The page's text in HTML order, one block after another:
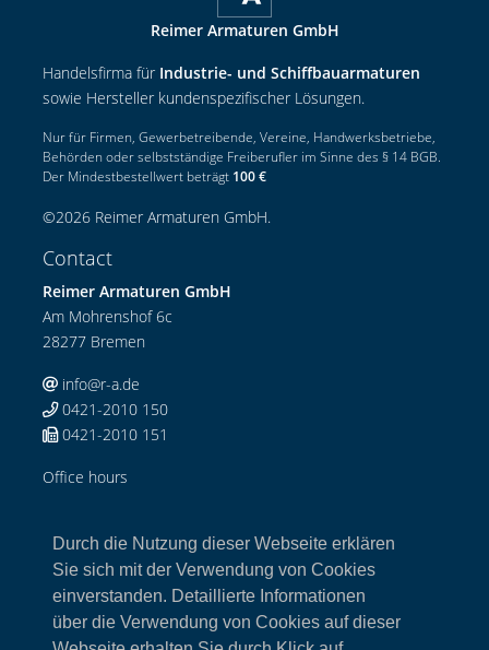
Durch die Nutzung dieser Webseite erklären
Sie sich mit der Verwendung von Cookies
einverstanden. Detaillierte Informationen
über die Verwendung von Cookies auf dieser
Reimer Armaturen GmbH
Handelsfirma für Industrie- und Schiffbauarmaturen
sowie Hersteller kundenspezifischer Lösungen.
Nur für Firmen, Gewerbetreibende, Vereine, Handwerksbetriebe,
Behörden oder selbstständige Freiberufler im Sinne des § 14 BGB.
Der Mindestbestellwert beträgt 100 €
©2026 Reimer Armaturen GmbH.
Contact
Reimer Armaturen GmbH
Am Mohrenshof 6c
28277 Bremen
info@r-a.de
0421-2010 150
0421-2010 151
Office hours
Links
Home
Armaturen